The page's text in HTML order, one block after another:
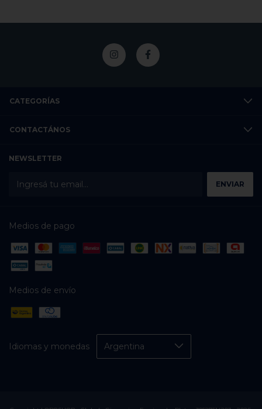
CATEGORÍAS
CONTACTÁNOS
NEWSLETTER
Medios de pago
Medios de envío
Idiomas y monedas